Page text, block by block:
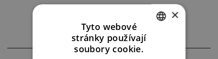
×
Tyto webové
stránky používají
soubory cookie.